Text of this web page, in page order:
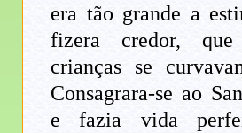
era tão grande a
fizera credor,
crianças se
Consagrara-se ao
e fazia vida